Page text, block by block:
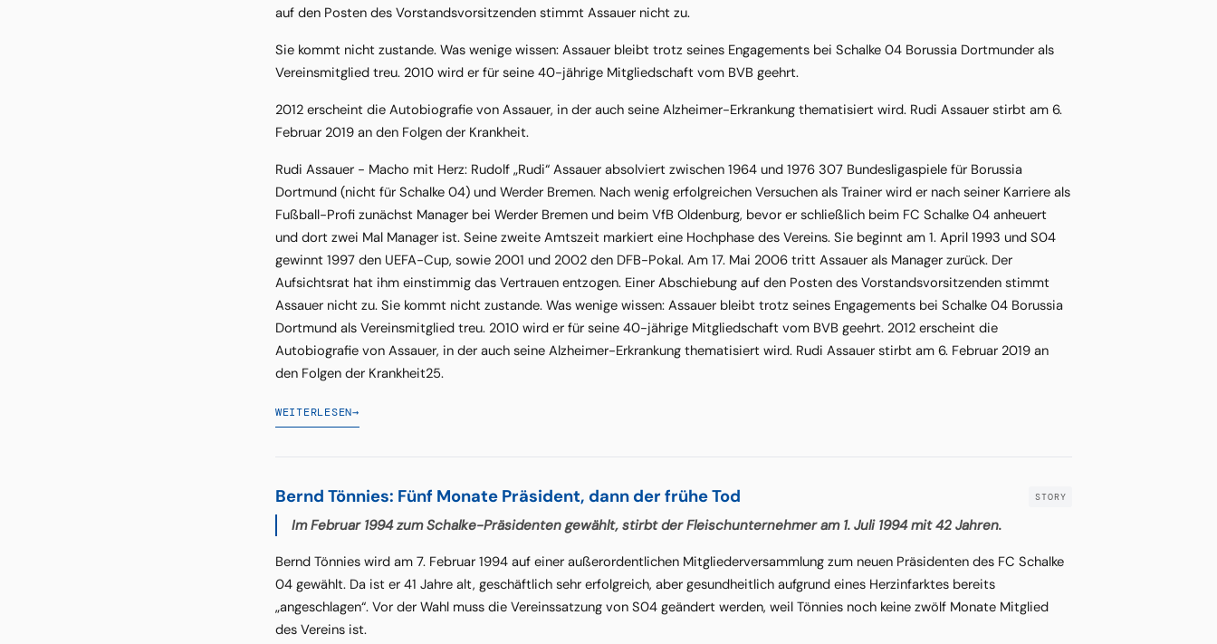
auf den Posten des Vorstandsvorsitzenden stimmt Assauer nicht zu.
Sie kommt nicht zustande. Was wenige wissen: Assauer bleibt trotz seines Engagements bei Schalke 04 Borussia Dortmunder als
Vereinsmitglied treu. 2010 wird er für seine 40-jährige Mitgliedschaft vom BVB geehrt.
2012 erscheint die Autobiografie von Assauer, in der auch seine Alzheimer-Erkrankung thematisiert wird. Rudi Assauer stirbt am 6.
Februar 2019 an den Folgen der Krankheit.
Rudi Assauer - Macho mit Herz: Rudolf „Rudi“ Assauer absolviert zwischen 1964 und 1976 307 Bundesligaspiele für Borussia
Dortmund (nicht für Schalke 04) und Werder Bremen. Nach wenig erfolgreichen Versuchen als Trainer wird er nach seiner Karriere als
Fußball-Profi zunächst Manager bei Werder Bremen und beim VfB Oldenburg, bevor er schließlich beim FC Schalke 04 anheuert
und dort zwei Mal Manager ist. Seine zweite Amtszeit markiert eine Hochphase des Vereins. Sie beginnt am 1. April 1993 und S04
gewinnt 1997 den UEFA-Cup, sowie 2001 und 2002 den DFB-Pokal. Am 17. Mai 2006 tritt Assauer als Manager zurück. Der
Aufsichtsrat hat ihm einstimmig das Vertrauen entzogen. Einer Abschiebung auf den Posten des Vorstandsvorsitzenden stimmt
Assauer nicht zu. Sie kommt nicht zustande. Was wenige wissen: Assauer bleibt trotz seines Engagements bei Schalke 04 Borussia
Dortmund als Vereinsmitglied treu. 2010 wird er für seine 40-jährige Mitgliedschaft vom BVB geehrt. 2012 erscheint die
Autobiografie von Assauer, in der auch seine Alzheimer-Erkrankung thematisiert wird. Rudi Assauer stirbt am 6. Februar 2019 an
den Folgen der Krankheit25.
WEITERLESEN→
Bernd Tönnies: Fünf Monate Präsident, dann der frühe Tod
Im Februar 1994 zum Schalke-Präsidenten gewählt, stirbt der Fleischunternehmer am 1. Juli 1994 mit 42 Jahren.
Bernd Tönnies wird am 7. Februar 1994 auf einer außerordentlichen Mitgliederversammlung zum neuen Präsidenten des FC Schalke
04 gewählt. Da ist er 41 Jahre alt, geschäftlich sehr erfolgreich, aber gesundheitlich aufgrund eines Herzinfarktes bereits
„angeschlagen“. Vor der Wahl muss die Vereinssatzung von S04 geändert werden, weil Tönnies noch keine zwölf Monate Mitglied
des Vereins ist.